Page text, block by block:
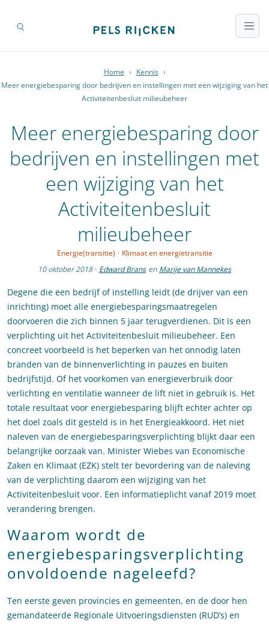
Home › Kennis ›
Meer energiebesparing door bedrijven en instellingen met een wijziging van het
Activiteitenbesluit milieubeheer
Meer energiebesparing door
bedrijven en instellingen met
een wijziging van het
Activiteitenbesluit
milieubeheer
Energie(transitie) · Klimaat en energietransitie
10 oktober 2018 · Edward Brans en Marije van Mannekes
Degene die een bedrijf of instelling leidt (de drijver van een
inrichting) moet alle energiebesparingsmaatregelen
doorvoeren die zich binnen 5 jaar terugverdienen. Dit is een
verplichting uit het Activiteitenbesluit milieubeheer. Een
concreet voorbeeld is het beperken van het onnodig laten
branden van de binnenverlichting in pauzes en buiten
bedrijfstijd. Of het voorkomen van energieverbruik door
verlichting en ventilatie wanneer de lift niet in gebruik is. Het
totale resultaat voor energiebesparing blijft echter achter op
het doel zoals dit gesteld is in het Energieakkoord. Het niet
naleven van de energiebesparingsverplichting blijkt daar een
belangrijke oorzaak van. Minister Wiebes van Economische
Zaken en Klimaat (EZK) stelt ter bevordering van de naleving
van de verplichting daarom een wijziging van het
Activiteitenbesluit voor. Een informatieplicht vanaf 2019 moet
verandering brengen.
Waarom wordt de
energiebesparingsverplichting
onvoldoende nageleefd?
Ten eerste geven provincies en gemeenten, en de door hen
gemandateerde Regionale Uitvoeringsdiensten (RUD’s) en